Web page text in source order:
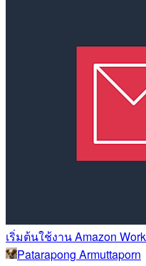
เริ่มต้นใช้งาน Amazon
Patarapong Armuttaporn